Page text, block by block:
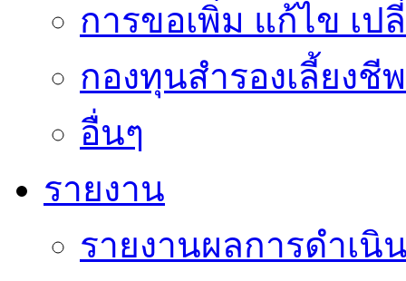
การขอเพิ่ม แก้ไข เ
กองทุนสำรองเลี้ยงชีพ
อื่นๆ
รายงาน
รายงานผลการดำเนิ